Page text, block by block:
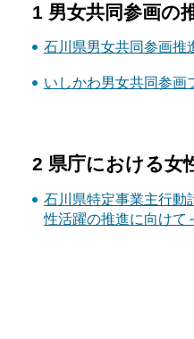
1 男女共同参画の
石川県男女共同参画推
いしかわ男女共同参画
2 県庁における女
石川県特定事業主行動
性活躍の推進に向けて